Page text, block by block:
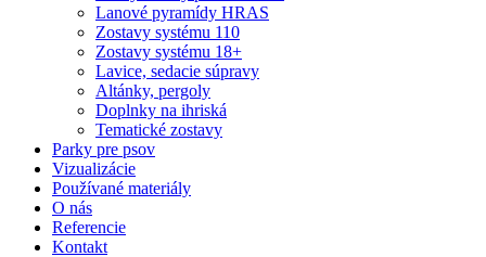
Lanové pyramídy HRAS
Zostavy systému 110
Zostavy systému 18+
Lavice, sedacie súpravy
Altánky, pergoly
Doplnky na ihriská
Tematické zostavy
Parky pre psov
Vizualizácie
Používané materiály
O nás
Referencie
Kontakt